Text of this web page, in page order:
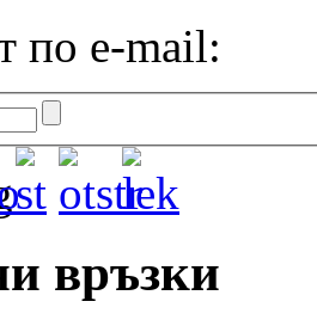
по e-mail:
връзки